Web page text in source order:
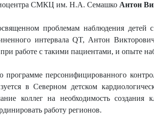
СМКЦ им. Н.А. Семашко Антон
проблемам наблюдения детей
интервала QT, Антон
работе с такими пациентами, и опыте
программе персонифицированного
в Северном детском
коллег на необходимость
работу регионов.